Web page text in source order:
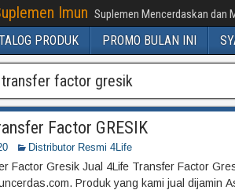
Imun Suplemen Mencerdaskan dan
PRODUK PROMO BULAN INI
factor gresik
Factor GRESIK
Distributor Resmi 4Life
Factor Gresik Jual 4Life Transfer Factor
Produk yang kami jual dijamin